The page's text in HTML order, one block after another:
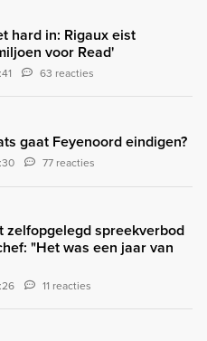
hard in: Rigaux eist
voor Read'
63 reacties
gaat Feyenoord eindigen?
77 reacties
zelfopgelegd spreekverbod
"Het was een jaar van
11 reacties